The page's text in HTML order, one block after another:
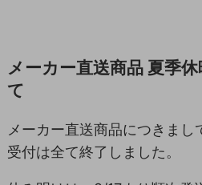
メーカー直送商品 夏季
て
メーカー直送商品につきまし
受付は全て終了しました。